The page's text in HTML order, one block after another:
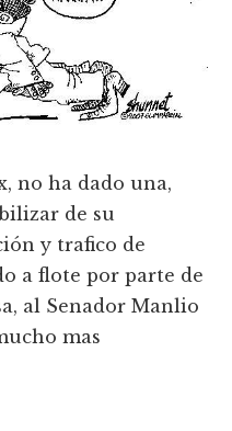
no ha dado una,
de su
y trafico de
a flote por parte de
al Senador Manlio
mas